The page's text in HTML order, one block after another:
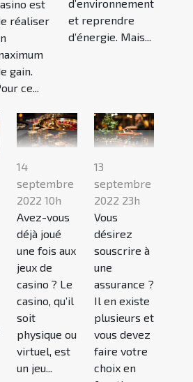
est
réaliser
gain.
ce...
d’environnement
et reprendre
d’énergie. Mais...
14
septembre
2022 10h
Avez-vous
déjà joué
une fois aux
jeux de
casino ? Le
casino, qu’il
soit
physique ou
virtuel, est
un jeu...
13
septembre
2022 23h
Vous
désirez
souscrire à
une
assurance ?
Il en existe
plusieurs et
vous devez
faire votre
choix en